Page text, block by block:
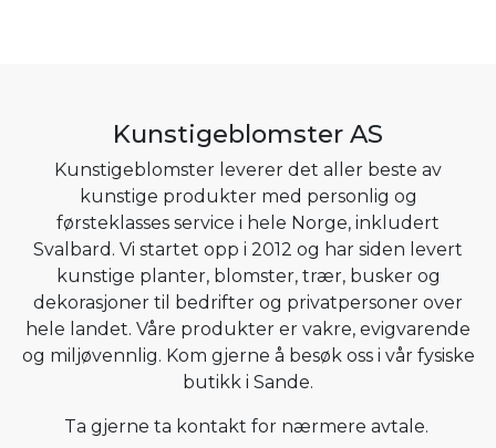
Kunstigeblomster AS
Kunstigeblomster leverer det aller beste av
kunstige produkter med personlig og
førsteklasses service i hele Norge, inkludert
Svalbard. Vi startet opp i 2012 og har siden levert
kunstige planter, blomster, trær, busker og
dekorasjoner til bedrifter og privatpersoner over
hele landet. Våre produkter er vakre, evigvarende
og miljøvennlig. Kom gjerne å besøk oss i vår fysiske
butikk i Sande.
Ta gjerne ta kontakt for nærmere avtale.